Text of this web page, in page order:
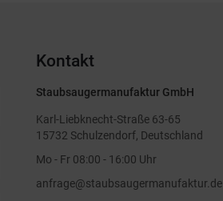
Kontakt
Staubsaugermanufaktur GmbH
Karl-Liebknecht-Straße 63-65
15732 Schulzendorf, Deutschland
Mo - Fr 08:00 - 16:00 Uhr
anfrage@staubsaugermanufaktur.de